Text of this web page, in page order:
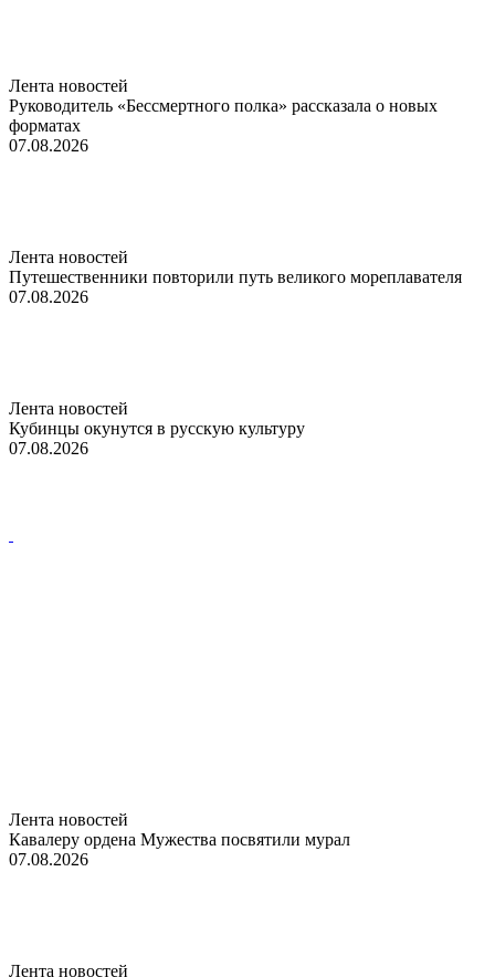
Лента новостей
Руководитель «Бессмертного полка» рассказала о новых
форматах
07.08.2026
Лента новостей
Путешественники повторили путь великого мореплавателя
07.08.2026
Лента новостей
Кубинцы окунутся в русскую культуру
07.08.2026
Лента новостей
Кавалеру ордена Мужества посвятили мурал
07.08.2026
Лента новостей